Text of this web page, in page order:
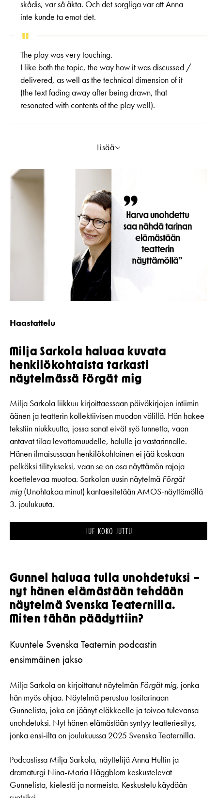
skådis, var så äkta. Och det sorgliga var att Anna
inte kunde ta emot det.
The play was very touching.
I like both the topic, the way how it was discussed /
delivered, as well as the technical dimension of it
(the text fading away after being drawn, that
resonated with contents of the play well).
Lisää
Haastattelu
Milja Sarkola haluaa kuvata
henkilökohtaista tarkasti
näytelmässä Förgät mig
Milja Sarkola liikkuu kirjoittaessaan päiväkirjojen intiimin
äänen ja teatterin kollektiivisen muodon välillä. Hän hakee
tekstiin niukkuutta, jossa sanat eivät syö tunnetta, vaan
antavat tilaa levottomuudelle, halulle ja vastarinnalle.
Hänen ilmaisussaan henkilökohtainen ei jää koskaan
pelkäksi tilitykseksi, vaan se on osa näyttämön rajoja
koettelevaa muotoa. Sarkolan uusin näytelmä Förgät
mig(Unohtakaa minut) kantaesitetään AMOS-näyttämöllä
3. joulukuuta.
LUE KOKO JUTTU
Gunnel haluaa tulla unohdetuksi –
nyt hänen elämästään tehdään
näytelmä Svenska Teaternilla.
Miten tähän päädyttiin?
Kuuntele Svenska Teaternin podcastin
ensimmäinen jakso
Milja Sarkola on kirjoittanut näytelmän Förgät mig, jonka
hän myös ohjaa. Näytelmä perustuu tositarinaan
Gunnelista, joka on jäänyt eläkkeelle ja toivoo tulevansa
unohdetuksi. Nyt hänen elämästään syntyy teatteriesitys,
jonka ensi-ilta on joulukuussa 2025 Svenska Teaternilla.
Podcastissa Milja Sarkola, näyttelijä Anna Hultin ja
dramaturgi Nina-Maria Häggblom keskustelevat
Gunnelista, kielestä ja normeista. Keskustelu käydään